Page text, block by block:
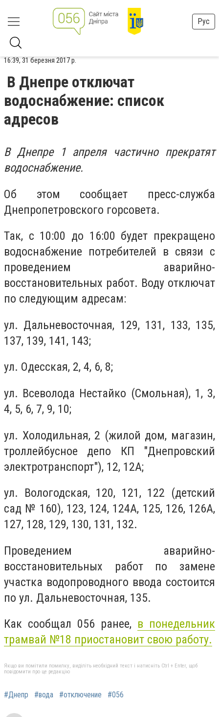
Рус
16:39, 31 березня 2017 р.
В Днепре отключат
водоснабжение: список
адресов
В Днепре 1 апреля частично прекратят
водоснабжение.
Об этом сообщает пресс-служба
Днепропетровского горсовета.
Так, с 10:00 до 16:00 будет прекращено
водоснабжение потребителей в связи с
проведением аварийно-
восстановительных работ. Воду отключат
по следующим адресам:
ул. Дальневосточная, 129, 131, 133, 135,
137, 139, 141, 143;
ул. Одесская, 2, 4, 6, 8;
ул. Всеволода Нестайко (Смольная), 1, 3,
4, 5, 6, 7, 9, 10;
ул. Холодильная, 2 (жилой дом, магазин,
троллейбусное депо КП "Днепровский
электротранспорт"), 12, 12А;
ул. Вологодская, 120, 121, 122 (детский
сад № 160), 123, 124, 124А, 125, 126, 126А,
127, 128, 129, 130, 131, 132.
Проведением аварийно-
восстановительных работ по замене
участка водопроводного ввода состоится
по ул. Дальневосточная, 135.
Как сообщал 056 ранее, в понедельник
трамвай №18 приостановит свою работу.
Якщо ви помітили помилку, виділіть необхідний текст і натисніть Ctrl + Enter, щоб
повідомити про це редакцію
#Днепр #вода #отключение #056